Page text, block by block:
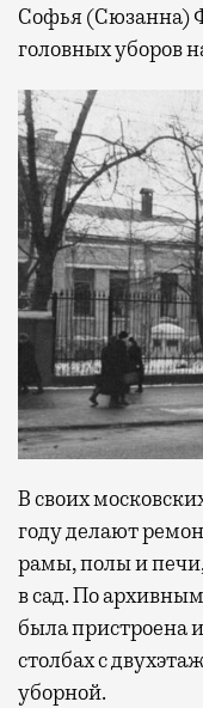
Софья (Сюзанна)
головных уборов
В своих
году делают
рамы, полы и
в сад. По
была пристроена
столбах с
уборной.